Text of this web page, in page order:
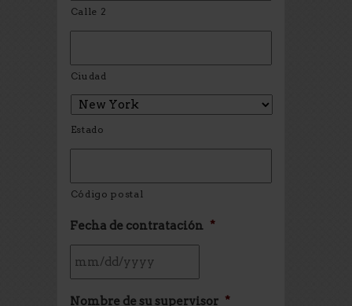
Calle 2
Ciudad
Estado
Código postal
Fecha de contratación *
Nombre de su supervisor *